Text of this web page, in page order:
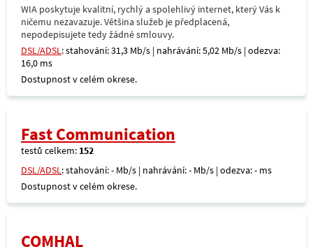
WIA poskytuje kvalitní, rychlý a spolehlivý internet, který Vás k
ničemu nezavazuje. Většina služeb je předplacená,
nepodepisujete tedy žádné smlouvy.
DSL/ADSL: stahování: 31,3 Mb/s | nahrávání: 5,02 Mb/s | odezva:
16,0 ms
Dostupnost v celém okrese.
Fast Communication
testů celkem: 152
DSL/ADSL: stahování: - Mb/s | nahrávání: - Mb/s | odezva: - ms
Dostupnost v celém okrese.
COMHAL